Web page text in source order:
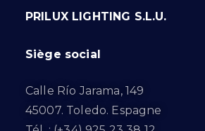
PRILUX LIGHTING S.L.U.
Siège social
Calle Río Jarama, 149
45007. Toledo. Espagne